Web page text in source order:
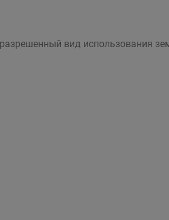
вид использования